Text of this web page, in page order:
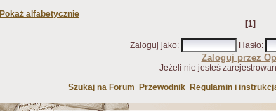
Pokaż alfabetycznie
[1]
Zaloguj jako: Hasło:
Zaloguj przez
Jeżeli nie jesteś
Szukaj na Forum
Przewodnik Regulamin i